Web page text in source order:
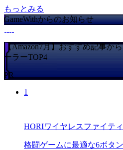
もっとみる
GameWithからのお知らせ
【Amazon7月】おすすめ記事か
ーラーTOP4
PR
1
HORIワイヤレスファイテ
格闘ゲームに最適な6ボタ